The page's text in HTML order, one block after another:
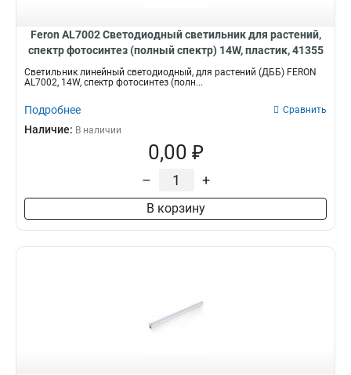
Feron AL7002 Светодиодный светильник для растений,
спектр фотосинтез (полный спектр) 14W, пластик, 41355
Светильник линейный светодиодный, для растений (ДББ) FERON
AL7002, 14W, спектр фотосинтез (полн...
Подробнее Сравнить
Наличие: В наличии
0,00 ₽
– +
В корзину